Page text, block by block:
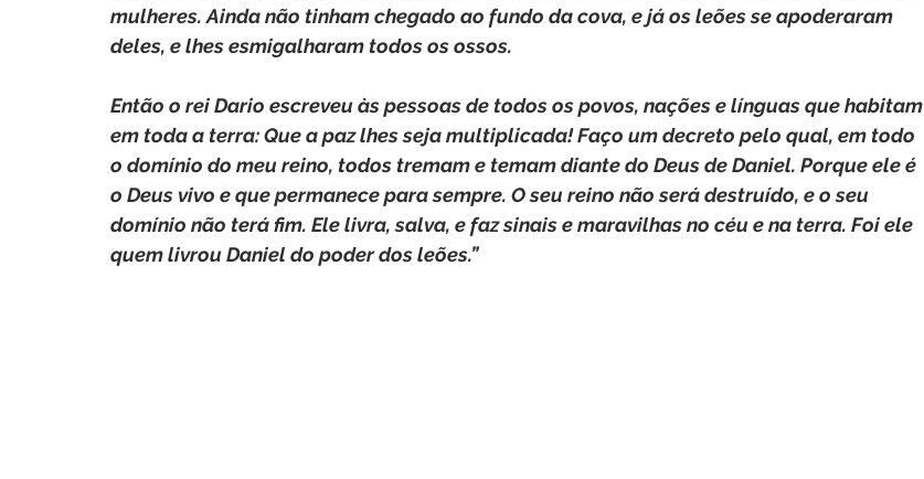
mulheres. Ainda não tinham chegado ao fundo da cova, e já os leões se apoderaram
deles, e lhes esmigalharam todos os ossos.
Então o rei Dario escreveu às pessoas de todos os povos, nações e línguas que habitam
em toda a terra: Que a paz lhes seja multiplicada! Faço um decreto pelo qual, em todo
o domínio do meu reino, todos tremam e temam diante do Deus de Daniel. Porque ele é
o Deus vivo e que permanece para sempre. O seu reino não será destruído, e o seu
domínio não terá fim. Ele livra, salva, e faz sinais e maravilhas no céu e na terra. Foi ele
quem livrou Daniel do poder dos leões.”